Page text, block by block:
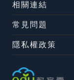
相關連結
常見問題
隱私權政策